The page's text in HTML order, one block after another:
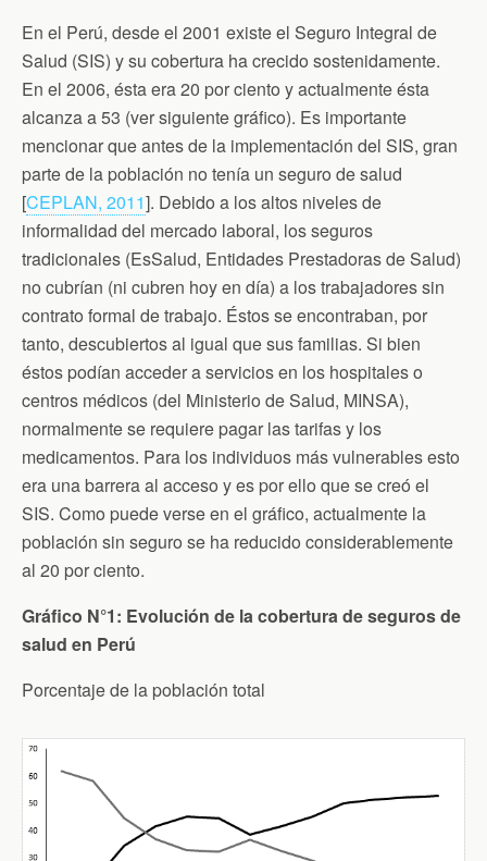
En el Perú, desde el 2001 existe el Seguro Integral de
Salud (SIS) y su cobertura ha crecido sostenidamente.
En el 2006, ésta era 20 por ciento y actualmente ésta
alcanza a 53 (ver siguiente gráfico). Es importante
mencionar que antes de la implementación del SIS, gran
parte de la población no tenía un seguro de salud
[CEPLAN, 2011]. Debido a los altos niveles de
informalidad del mercado laboral, los seguros
tradicionales (EsSalud, Entidades Prestadoras de Salud)
no cubrían (ni cubren hoy en día) a los trabajadores sin
contrato formal de trabajo. Éstos se encontraban, por
tanto, descubiertos al igual que sus familias. Si bien
éstos podían acceder a servicios en los hospitales o
centros médicos (del Ministerio de Salud, MINSA),
normalmente se requiere pagar las tarifas y los
medicamentos. Para los individuos más vulnerables esto
era una barrera al acceso y es por ello que se creó el
SIS. Como puede verse en el gráfico, actualmente la
población sin seguro se ha reducido considerablemente
al 20 por ciento.
Gráfico N°1: Evolución de la cobertura de seguros de
salud en Perú
Porcentaje de la población total